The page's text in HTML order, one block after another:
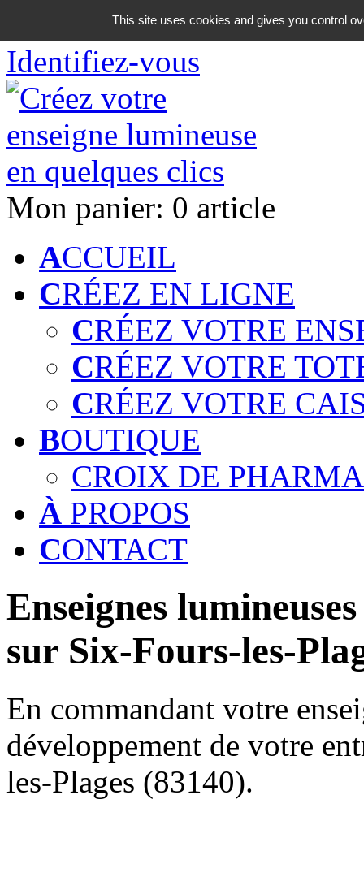
06 18 42 08 59
Identifiez-vous
Mon panier: 0 article
ACCUEIL
CRÉEZ EN LIGNE
CRÉEZ VOTRE
CRÉEZ VOTRE
CRÉEZ VOTRE
BOUTIQUE
CROIX DE
À PROPOS
CONTACT
Enseignes
sur Six-Fours-les-
En commandant votre
développement de votre
les-Plages (83140).
This site uses cookies and gives you control